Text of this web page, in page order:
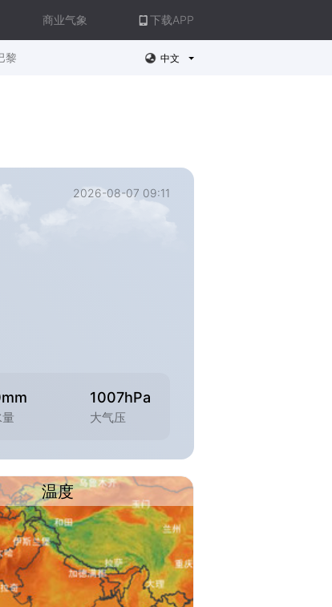
商业气象 下载APP
黎 中文
2026-08-07 09:11
1007hPa
大气压
温度